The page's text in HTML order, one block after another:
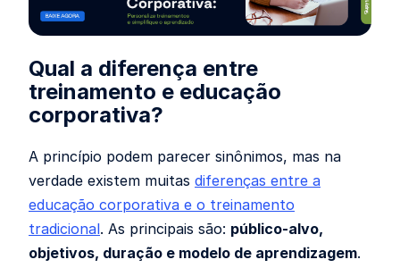
Qual a diferença entre
treinamento e educação
corporativa?
A princípio podem parecer sinônimos, mas na
verdade existem muitas diferenças entre a
educação corporativa e o treinamento
tradicional. As principais são: público-alvo,
objetivos, duração e modelo de aprendizagem.